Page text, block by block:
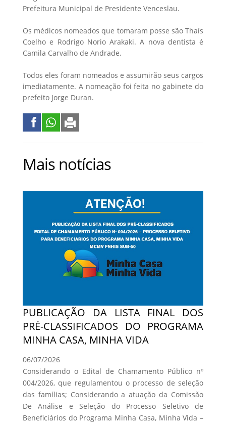
Prefeitura Municipal de Presidente Venceslau.
Os médicos nomeados que tomaram posse são Thaís
Coelho e Rodrigo Norio Arakaki. A nova dentista é
Camila Carvalho de Andrade.
Todos eles foram nomeados e assumirão seus cargos
imediatamente. A nomeação foi feita no gabinete do
prefeito Jorge Duran.
Mais notícias
PUBLICAÇÃO DA LISTA FINAL DOS
PRÉ-CLASSIFICADOS DO PROGRAMA
MINHA CASA, MINHA VIDA
06/07/2026
Considerando o Edital de Chamamento Público nº
004/2026, que regulamentou o processo de seleção
das famílias; Considerando a atuação da Comissão
De Análise e Seleção do Processo Seletivo de
Beneficiários do Programa Minha Casa, Minha Vida –